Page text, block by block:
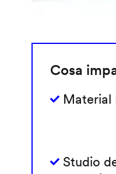
Cosa
Material
Studio